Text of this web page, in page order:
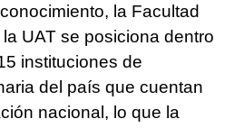
la Facultad
UAT se posiciona dentro
instituciones de
del país que cuentan
nacional, lo que la